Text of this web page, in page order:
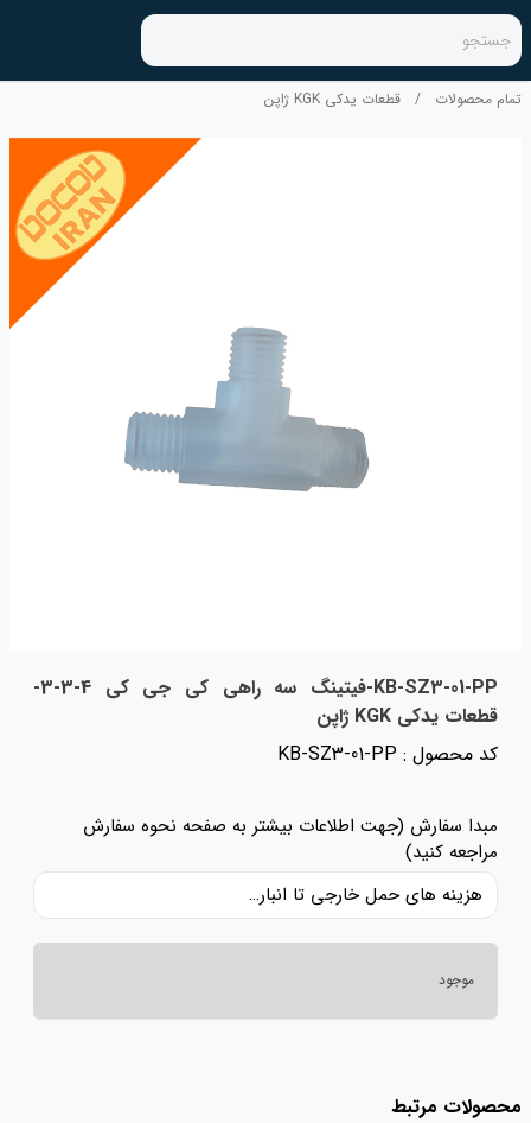
جستجو
تمام محصولات / قطعات یدکی KGK ژاپن
KB-SZ3-01-PP-فیتینگ سه راهی کی جی کی 4-3-3-
قطعات یدکی KGK ژاپن
کد محصول : KB-SZ3-01-PP
مبدا سفارش (جهت اطلاعات بیشتر به صفحه نحوه سفارش
مراجعه کنید)
هزینه های حمل خارجی تا انبار ایران، حقوق گمرکی و عوارض و مالیات و سایر هزینه های کالا به قیمت ریالی کالا اضافه شده است و حمل داخلی رایگان می باشد.
موجود
محصولات مرتبط